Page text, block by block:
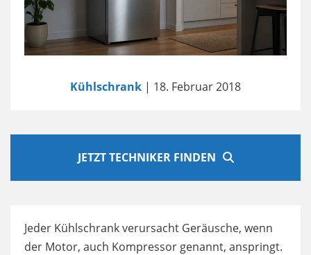
Kühlschrank | 18. Februar 2018
JETZT TECHNIKER FINDEN
Jeder Kühlschrank verursacht Geräusche, wenn
der Motor, auch Kompressor genannt, anspringt.